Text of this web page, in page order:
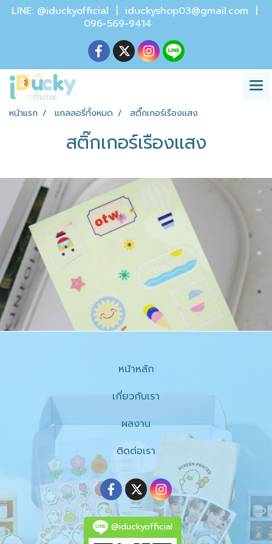
LINE: @iduckyofficial | iduckyshop03@gmail.com |
096-569-9414
หน้าแรก แกลลอรี่ทั้งหมด สติ๊กเกอร์เรืองแสง
สติ๊กเกอร์เรืองแสง
หน้าหลัก
เกี่ยวกับเรา
ผลงาน
ติดต่อเรา
@iduckyofficial